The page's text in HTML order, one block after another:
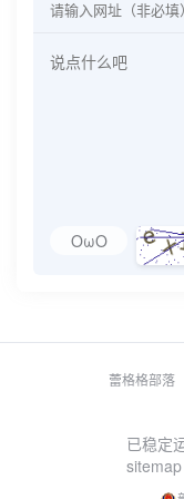
OωO
蕾格格部落
已稳定
sitemap